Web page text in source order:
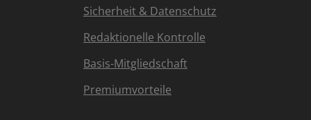
Sicherheit & Datenschutz
Redaktionelle Kontrolle
Basis-Mitgliedschaft
Premiumvorteile